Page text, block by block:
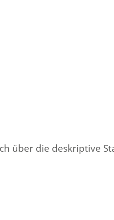
über die deskriptive